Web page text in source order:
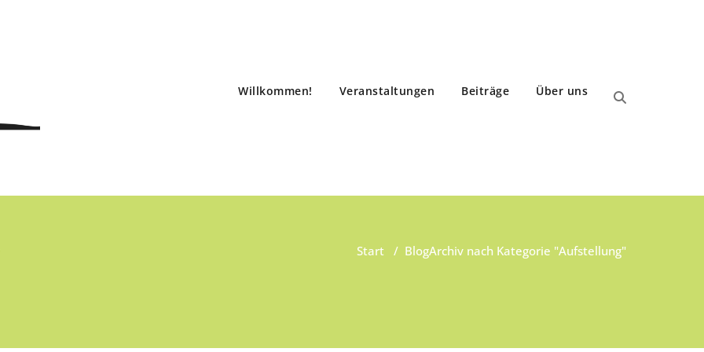
Willkommen! Veranstaltungen Beiträge Über uns
Start / BlogArchiv nach Kategorie "Aufstellung"